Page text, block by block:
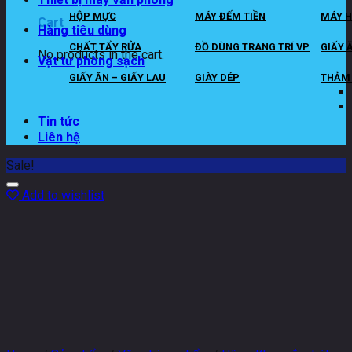
Cart
No products in the cart.
HỘP MỰC MÁY ĐẾM TIỀN MÁY
Hàng tiêu dùng
CHẤT TẨY RỬA ĐỒ DÙNG TRANG TRÍ VP GIẤY
Vật tư phòng sạch
GIẤY ĂN – GIẤY LAU GIÀY DÉP THẢM
Tin tức
Liên hệ
Sale!
Add to wishlist